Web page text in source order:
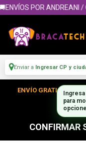
POR ANDREANI /
Enviar a Ingresar CP y
ENVÍO GRATIS
CONFIRMAR
para